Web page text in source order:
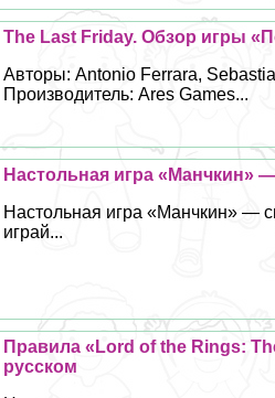
The Last Friday. Обзор игры
Авторы: Antonio Ferrara,
Производитель: Ares Games...
Настольная игра «Манчкин»
Настольная игра «Манчкин» —
играй...
Правила «Lord of the Rings:
русском